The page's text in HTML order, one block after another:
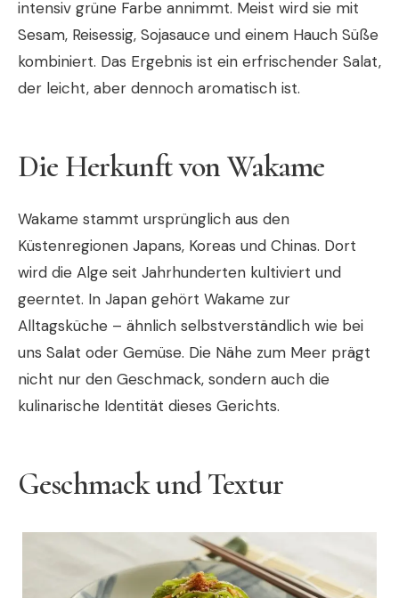
intensiv grüne Farbe annimmt. Meist wird sie mit
Sesam, Reisessig, Sojasauce und einem Hauch Süße
kombiniert. Das Ergebnis ist ein erfrischender Salat,
der leicht, aber dennoch aromatisch ist.
Die Herkunft von Wakame
Wakame stammt ursprünglich aus den
Küstenregionen Japans, Koreas und Chinas. Dort
wird die Alge seit Jahrhunderten kultiviert und
geerntet. In Japan gehört Wakame zur
Alltagsküche – ähnlich selbstverständlich wie bei
uns Salat oder Gemüse. Die Nähe zum Meer prägt
nicht nur den Geschmack, sondern auch die
kulinarische Identität dieses Gerichts.
Geschmack und Textur